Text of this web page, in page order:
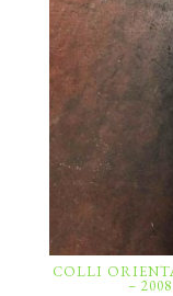
COLLI
–